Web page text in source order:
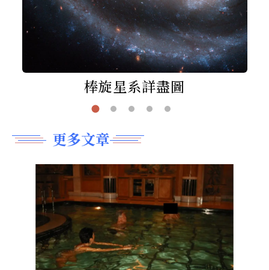
棒旋星系詳盡圖
更多文章